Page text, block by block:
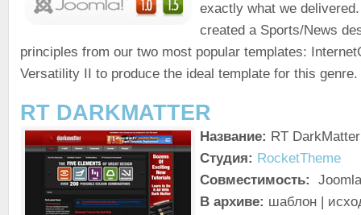
exactly what we
created a Sports/News
principles from our two most popular templates:
Versatility II to produce the ideal template for this genre.
RT DARKMATTER
Название: RT DarkMatter
Студия: RocketTheme
Совместимость:
В архиве: шаблон |